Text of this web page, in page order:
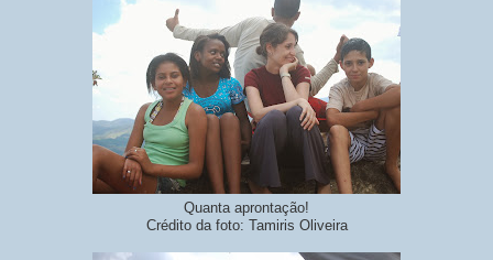
Quanta aprontação!
Crédito da foto: Tamiris Oliveira